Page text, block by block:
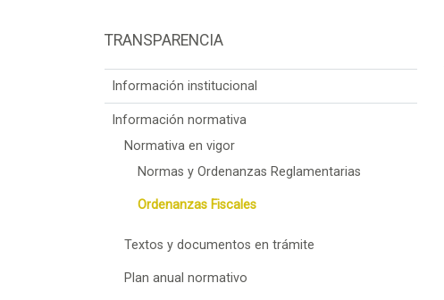
TRANSPARENCIA
Información institucional
Información normativa
Normativa en vigor
Normas y Ordenanzas Reglamentarias
Ordenanzas Fiscales
Textos y documentos en trámite
Plan anual normativo